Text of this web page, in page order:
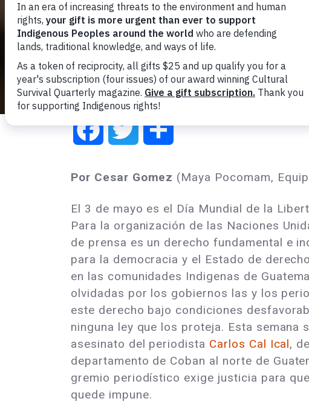
FacebookTwitterShare
Por Cesar Gomez (Maya Pocomam,
El 3 de mayo es el Día Mundial de la
Para la organización de las Naciones
de prensa es un derecho fundamental e
para la democracia y el Estado de
en las comunidades Indigenas de
olvidadas por los gobiernos las y los
este derecho bajo condiciones
ninguna ley que los proteja. Esta semana
asesinato del periodista Carlos Cal Ical,
departamento de Coban al norte de
gremio periodístico exige justicia para
quede impune.